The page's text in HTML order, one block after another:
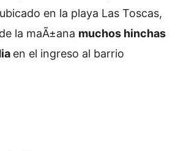
en la playa Las Toscas,
la maÃ±ana muchos hinchas
en el ingreso al barrio